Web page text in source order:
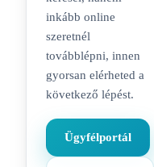
inkább online
szeretnél
továbblépni, innen
gyorsan elérheted a
következő lépést.
Ügyfélportál